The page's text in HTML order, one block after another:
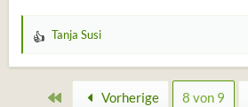
W
Tanja Susi
Erste Vorherige 8 von 9